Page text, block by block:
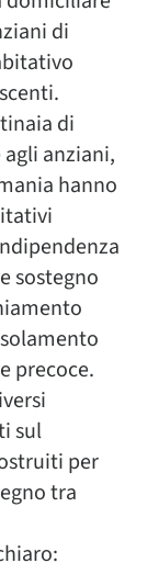
di
di
anziani,
hanno
sostegno
precoce.
sul
per
tra